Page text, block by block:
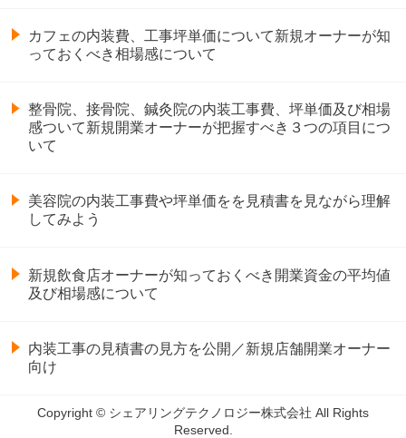
カフェの内装費、工事坪単価について新規オーナーが知
っておくべき相場感について
整骨院、接骨院、鍼灸院の内装工事費、坪単価及び相場
感ついて新規開業オーナーが把握すべき３つの項目につ
いて
美容院の内装工事費や坪単価をを見積書を見ながら理解
してみよう
新規飲食店オーナーが知っておくべき開業資金の平均値
及び相場感について
内装工事の見積書の見方を公開／新規店舗開業オーナー
向け
Copyright © シェアリングテクノロジー株式会社 All Rights
Reserved.